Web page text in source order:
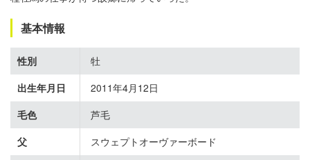
基本情報
性別
牡
出生年月日
2011年4月12日
毛色
芦毛
父
スウェプトオーヴァーボード